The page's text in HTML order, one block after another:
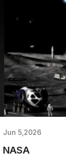
Jun 5,2026
NASA